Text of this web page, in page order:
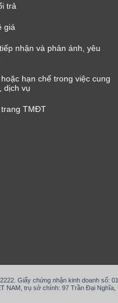
trả
giá
nhận và phản ánh, yêu
hạn chế trong việc cung
dịch vụ
TMĐT
Giấy chứng nhận kinh doanh số:
NAM, trụ sở chính: 97 Trần Đại